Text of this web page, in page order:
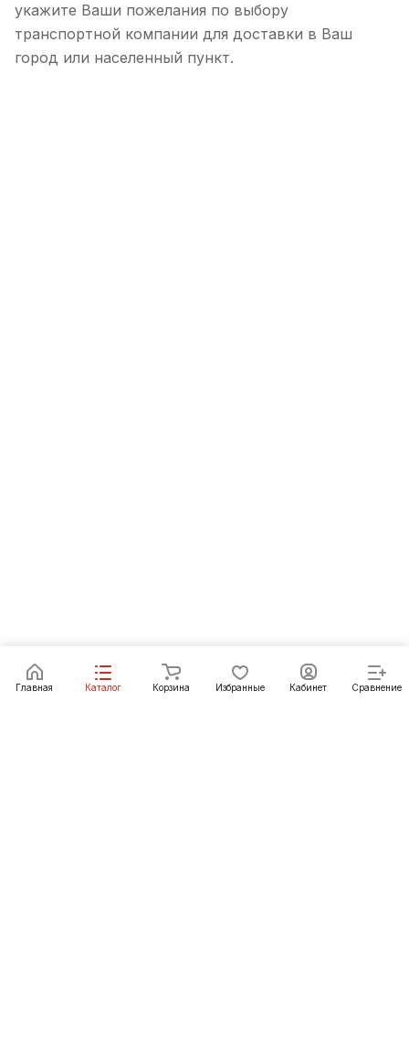
укажите Ваши пожелания по выбору
транспортной компании для доставки в Ваш
город или населенный пункт.
Главная Каталог Корзина Избранные Кабинет Сравнение